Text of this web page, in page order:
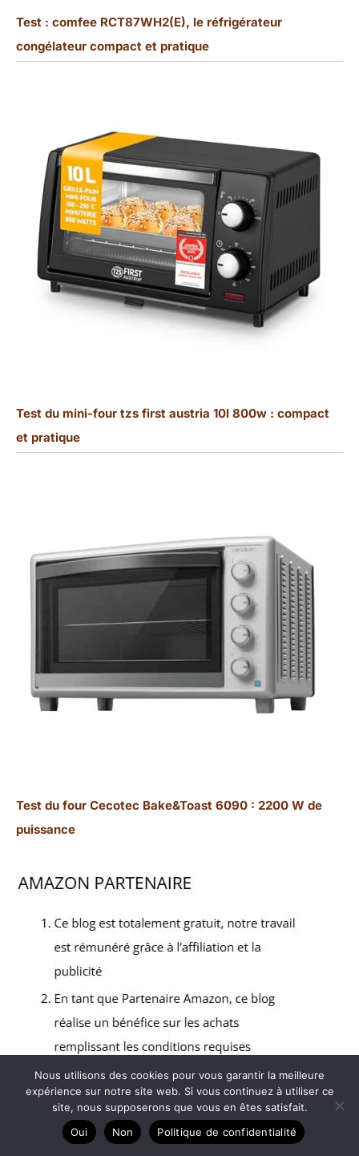
Test : comfee RCT87WH2(E), le réfrigérateur
congélateur compact et pratique
Test du mini-four tzs first austria 10l 800w : compact
et pratique
Test du four Cecotec Bake&Toast 6090 : 2200 W de
puissance
Nous utilisons des cookies pour vous garantir la meilleure
expérience sur notre site web. Si vous continuez à utiliser ce
site, nous supposerons que vous en êtes satisfait.
Oui
Non Politique de confidentialité